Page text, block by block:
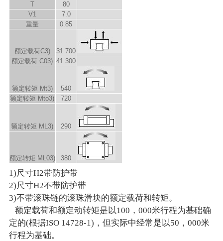
T
80
V1
7.0
重量
0.85
额定载荷C3)
31 700
额定载荷 C03) 41 300
额定转矩 Mt3)
540
额定转矩 Mto3) 720
额定转矩 M L3) 290
额定转矩 M L03) 380
1)尺寸H2带防护带
2)尺寸H2不带防护带
3)不带滚珠链的滚珠滑块的额定载荷和转矩。
额定载荷和额定动转矩是以100，000米行程为基础确
定的(根据ISO 14728-1)，但实际中经常是以50，000米
行程为基础。